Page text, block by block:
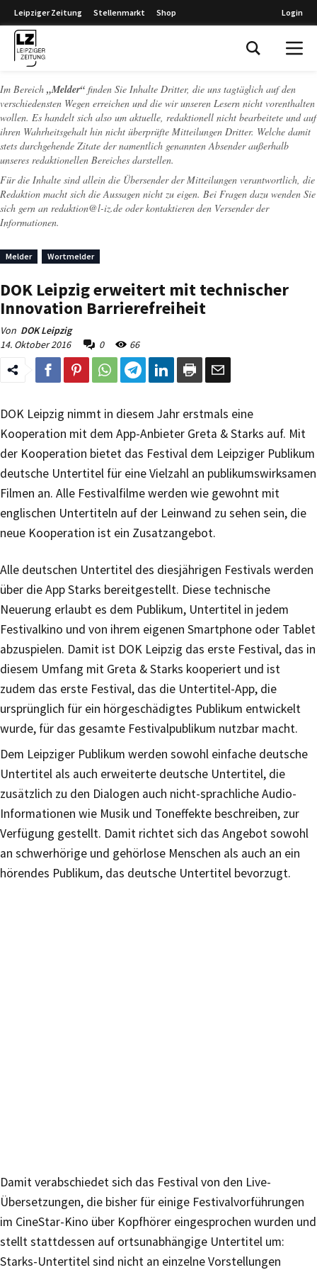
Leipziger Zeitung Stellenmarkt Shop Login
Im Bereich „Melder“ finden Sie Inhalte Dritter, die uns tagtäglich auf den
verschiedensten Wegen erreichen und die wir unseren Lesern nicht vorenthalten
wollen. Es handelt sich also um aktuelle, redaktionell nicht bearbeitete und auf
ihren Wahrheitsgehalt hin nicht überprüfte Mitteilungen Dritter. Welche damit
stets durchgehende Zitate der namentlich genannten Absender außerhalb
unseres redaktionellen Bereiches darstellen.
Für die Inhalte sind allein die Übersender der Mitteilungen verantwortlich, die
Redaktion macht sich die Aussagen nicht zu eigen. Bei Fragen dazu wenden Sie
sich gern an redaktion@l-iz.de oder kontaktieren den Versender der
Informationen.
Melder Wortmelder
DOK Leipzig erweitert mit technischer
Innovation Barrierefreiheit
Von DOK Leipzig
14. Oktober 2016
0 66
DOK Leipzig nimmt in diesem Jahr erstmals eine
Kooperation mit dem App-Anbieter Greta & Starks auf. Mit
der Kooperation bietet das Festival dem Leipziger Publikum
deutsche Untertitel für eine Vielzahl an publikumswirksamen
Filmen an. Alle Festivalfilme werden wie gewohnt mit
englischen Untertiteln auf der Leinwand zu sehen sein, die
neue Kooperation ist ein Zusatzangebot.
Alle deutschen Untertitel des diesjährigen Festivals werden
über die App Starks bereitgestellt. Diese technische
Neuerung erlaubt es dem Publikum, Untertitel in jedem
Festivalkino und von ihrem eigenen Smartphone oder Tablet
abzuspielen. Damit ist DOK Leipzig das erste Festival, das in
diesem Umfang mit Greta & Starks kooperiert und ist
zudem das erste Festival, das die Untertitel-App, die
ursprünglich für ein hörgeschädigtes Publikum entwickelt
wurde, für das gesamte Festivalpublikum nutzbar macht.
Dem Leipziger Publikum werden sowohl einfache deutsche
Untertitel als auch erweiterte deutsche Untertitel, die
zusätzlich zu den Dialogen auch nicht-sprachliche Audio-
Informationen wie Musik und Toneffekte beschreiben, zur
Verfügung gestellt. Damit richtet sich das Angebot sowohl
an schwerhörige und gehörlose Menschen als auch an ein
hörendes Publikum, das deutsche Untertitel bevorzugt.
Damit verabschiedet sich das Festival von den Live-
Übersetzungen, die bisher für einige Festivalvorführungen
im CineStar-Kino über Kopfhörer eingesprochen wurden und
stellt stattdessen auf ortsunabhängige Untertitel um:
Starks-Untertitel sind nicht an einzelne Vorstellungen